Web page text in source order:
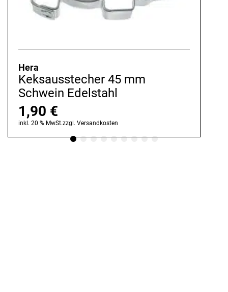
Hera
Keksausstecher 45 mm
Schwein Edelstahl
1,90 €
inkl. 20 % MwSt.zzgl. Versandkosten